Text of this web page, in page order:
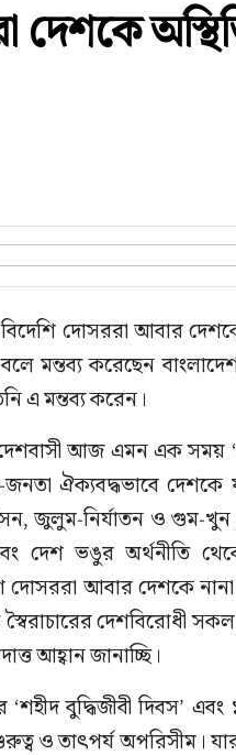
দেশকে
বিদেশি দোসররা আবার
বলে মন্তব্য করেছেন
এ মন্তব্য করেন।
আজ এমন এক সময়
জনতা ঐক্যবদ্ধভাবে
জুলুম-নির্যাতন ও গুম-খুন
দেশ ভঙুর অর্থনীতি
দোসররা আবার দেশকে
স্বৈরাচারের দেশবিরোধী
আহ্বান জানাচ্ছি।
‘শহীদ বুদ্ধিজীবী দিবস’
ও তাৎপর্য অপরিসীম।